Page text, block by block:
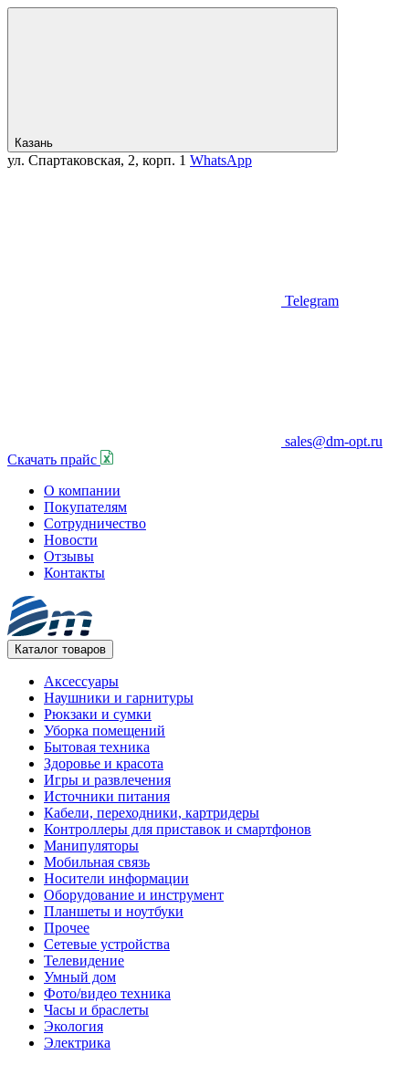
Казань
ул. Спартаковская, 2, корп. 1 WhatsApp
Telegram
sales@dm-opt.ru
Скачать прайс
О компании
Покупателям
Сотрудничество
Новости
Отзывы
Контакты
Каталог товаров
Аксессуары
Наушники и гарнитуры
Рюкзаки и сумки
Уборка помещений
Бытовая техника
Здоровье и красота
Игры и развлечения
Источники питания
Кабели, переходники, картридеры
Контроллеры для приставок и смартфонов
Манипуляторы
Мобильная связь
Носители информации
Оборудование и инструмент
Планшеты и ноутбуки
Прочее
Сетевые устройства
Телевидение
Умный дом
Фото/видео техника
Часы и браслеты
Экология
Электрика